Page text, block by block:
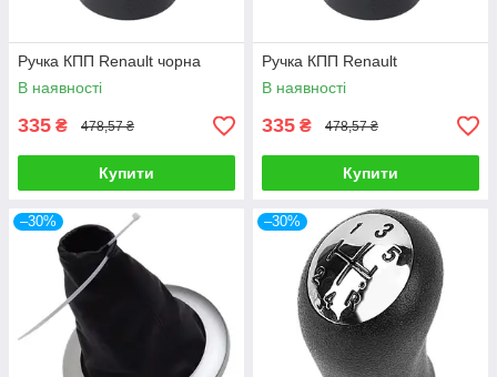
Ручка КПП Renault чорна
В наявності
335 ₴ 478,57 ₴
Купити
Ручка КПП Renault
В наявності
335 ₴ 478,57 ₴
Купити
–30% –30%